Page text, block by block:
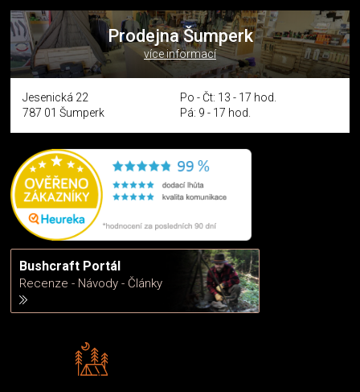
Prodejna Šumperk
více informací
Jesenická 22
787 01 Šumperk
Po - Čt: 13 - 17 hod.
Pá: 9 - 17 hod.
Bushcraft Portál
Recenze - Návody - Články